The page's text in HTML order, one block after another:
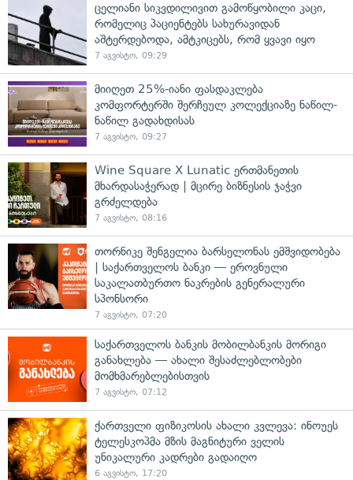
ცელიანი სიკვდილივით გამოწყობილი კაცი,
რომელიც პაციენტებს სახურავიდან
აშტერდებოდა, ამტკიცებს, რომ ყვავი იყო
7 აგვისტო, 09:29
მიიღეთ 25%-იანი ფასდაკლება
კომფორტერში შერჩეულ კოლექციაზე ნაწილ-
ნაწილ გადახდისას
7 აგვისტო, 09:27
Wine Square X Lunatic ერთმანეთის
მხარდასაჭერად | მცირე ბიზნესის ჯაჭვი
გრძელდება
7 აგვისტო, 08:16
თორნიკე შენგელია ბარსელონას ემშვიდობება
| საქართველოს ბანკი — ეროვნული
საკალათბურთო ნაკრების გენერალური
სპონსორი
7 აგვისტო, 07:20
საქართველოს ბანკის მობილბანკის მორიგი
განახლება — ახალი შესაძლებლობები
მომხმარებლებისთვის
7 აგვისტო, 07:12
ქართველი ფიზიკოსის ახალი კვლევა: ინოუეს
ტელესკოპმა მზის მაგნიტური ველის
უნიკალური კადრები გადაიღო
6 აგვისტო, 17:20